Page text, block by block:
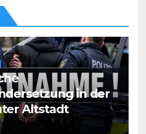
BLAULICHT NEWS
Mann durch
verletzt